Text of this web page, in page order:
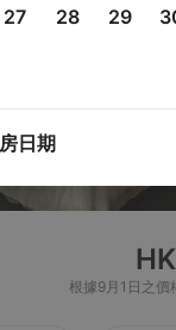
27 28 29
日期
根據9月1日之